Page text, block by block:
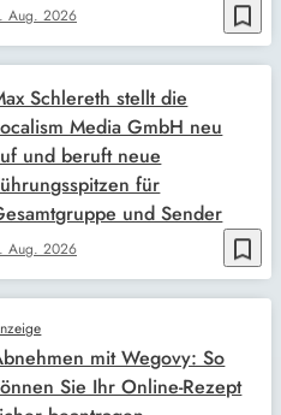
bookmark_border
Aug. 2026
bookmark_border
Aug. 2026
Schlereth stellt die
Media GmbH neu
und beruft neue
für
und Sender
mit Wegovy: So
Sie Ihr Online-Rezept